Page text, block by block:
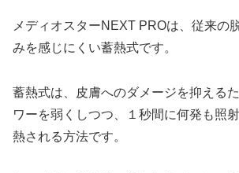
メディオスターNEXT PROは、従来の
みを感じにくい蓄熱式です。
蓄熱式は、皮膚へのダメージを抑える
ワーを弱くしつつ、１秒間に何発も照
熱される方法です。